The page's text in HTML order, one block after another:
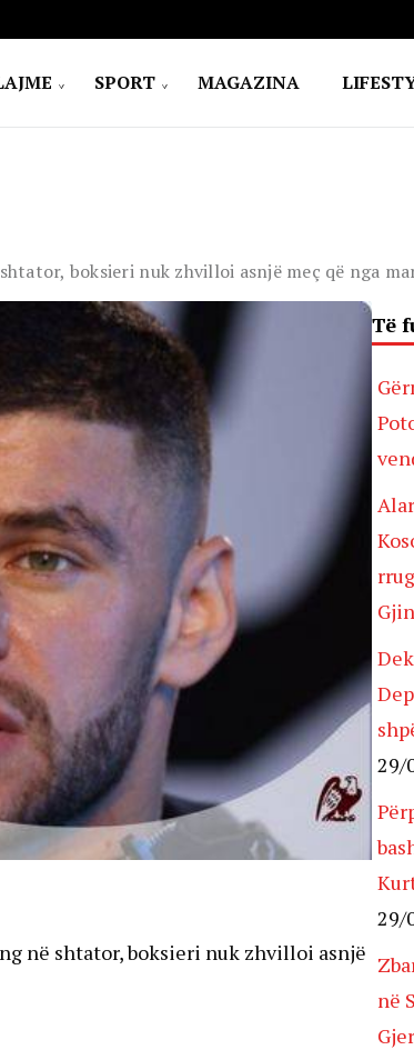
SPORT MAGAZINA
boksieri nuk zhvilloi asnjë meç që nga
në shtator, boksieri nuk zhvilloi asnjë
Të
29/
29/
në